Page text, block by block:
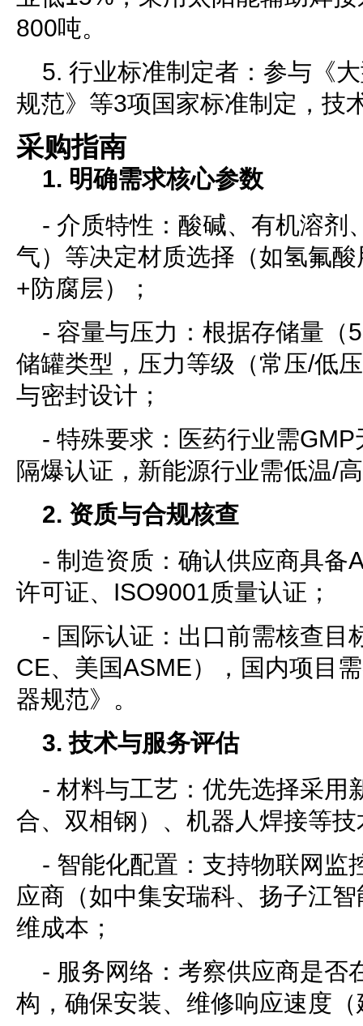
800吨。
5. 行业标准制定者：参与《
规范》等3项国家标准制定，技
采购指南
1. 明确需求核心参数
- 介质特性：酸碱、有机溶剂
气）等决定材质选择（如氢氟
+防腐层）；
- 容量与压力：根据存储量（
储罐类型，压力等级（常压/低
与密封设计；
- 特殊要求：医药行业需
隔爆认证，新能源行业需低温/
2. 资质与合规核查
- 制造资质：确认供应商具备
许可证、ISO9001质量认证；
- 国际认证：出口前需核查目
CE、美国ASME），国内项目
器规范》。
3. 技术与服务评估
- 材料与工艺：优先选择采用
合、双相钢）、机器人焊接等
- 智能化配置：支持物联网监
应商（如中集安瑞科、扬子江
维成本；
- 服务网络：考察供应商是否
构，确保安装、维修响应速度